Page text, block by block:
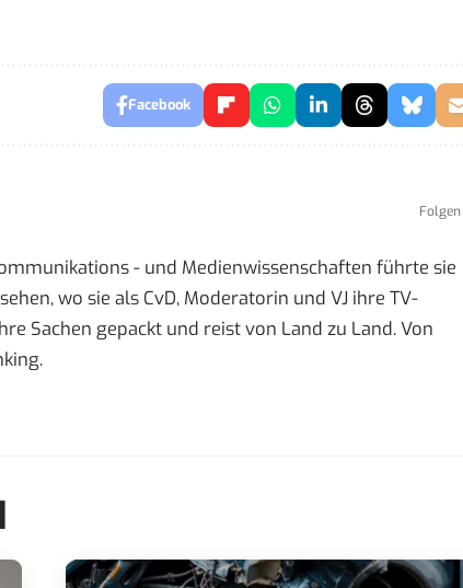
Facebook
Folgen
- und Medienwissenschaften führte sie
wo sie als CvD, Moderatorin und VJ ihre TV-
Sachen gepackt und reist von Land zu Land. Von